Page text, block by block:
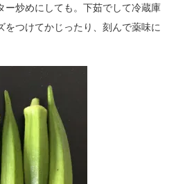
ー炒めにしても。下茹でして冷蔵庫
をつけてかじったり、刻んで薬味に